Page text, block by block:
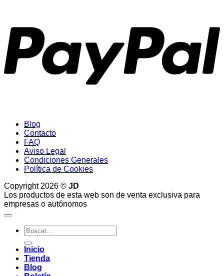
Blog
Contacto
FAQ
Aviso Legal
Condiciones Generales
Política de Cookies
Copyright 2026 © JD
Los productos de esta web son de venta exclusiva para
empresas o autónomos
Buscar
por:
Inicio
Tienda
Blog